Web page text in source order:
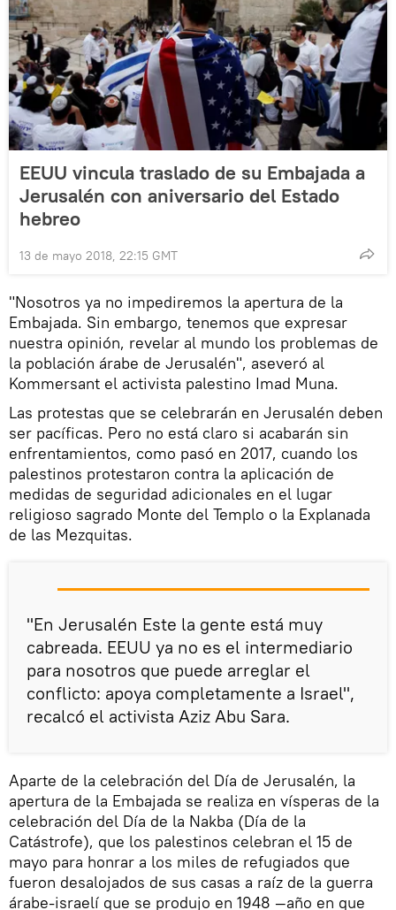
EEUU vincula traslado de su Embajada a
Jerusalén con aniversario del Estado
hebreo
13 de mayo 2018, 22:15 GMT
"Nosotros ya no impediremos la apertura de la
Embajada. Sin embargo, tenemos que expresar
nuestra opinión, revelar al mundo los problemas de
la población árabe de Jerusalén", aseveró al
Kommersant el activista palestino Imad Muna.
Las protestas que se celebrarán en Jerusalén deben
ser pacíficas. Pero no está claro si acabarán sin
enfrentamientos, como pasó en 2017, cuando los
palestinos protestaron contra la aplicación de
medidas de seguridad adicionales en el lugar
religioso sagrado Monte del Templo o la Explanada
de las Mezquitas.
"En Jerusalén Este la gente está muy
cabreada. EEUU ya no es el intermediario
para nosotros que puede arreglar el
conflicto: apoya completamente a Israel",
recalcó el activista Aziz Abu Sara.
Aparte de la celebración del Día de Jerusalén, la
apertura de la Embajada se realiza en vísperas de la
celebración del Día de la Nakba (Día de la
Catástrofe), que los palestinos celebran el 15 de
mayo para honrar a los miles de refugiados que
fueron desalojados de sus casas a raíz de la guerra
árabe-israelí que se produjo en 1948 —año en que